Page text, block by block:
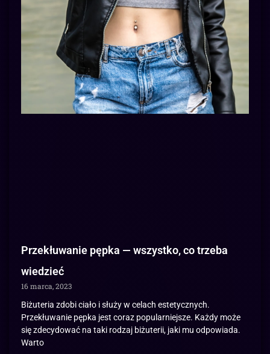
Przekłuwanie pępka — wszystko, co trzeba
wiedzieć
16 marca, 2023
Biżuteria zdobi ciało i służy w celach estetycznych.
Przekłuwanie pępka jest coraz popularniejsze. Każdy może
się zdecydować na taki rodzaj biżuterii, jaki mu odpowiada.
Warto